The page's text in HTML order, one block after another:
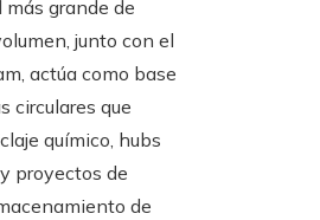
más grande de
junto con el
actúa como base
circulares que
químico, hubs
proyectos de
de